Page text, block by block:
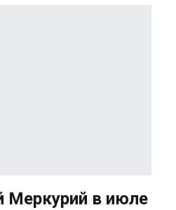
Меркурий в июле